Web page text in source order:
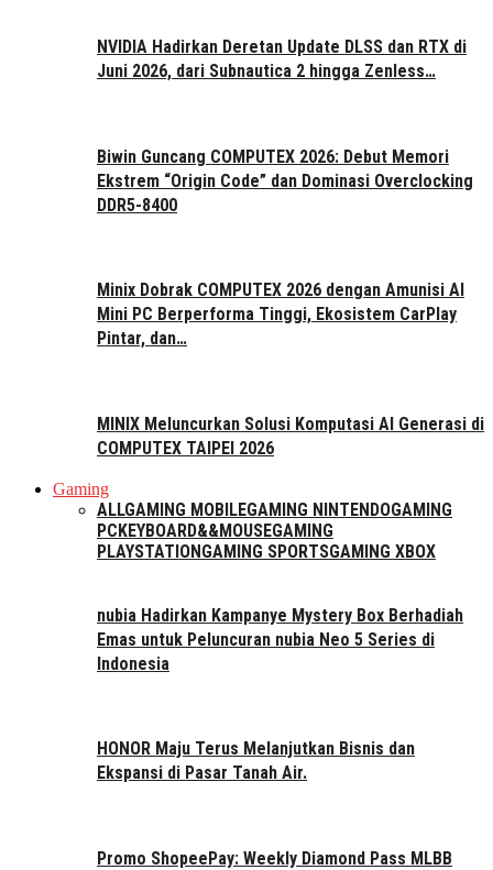
NVIDIA Hadirkan Deretan Update DLSS dan RTX di
Juni 2026, dari Subnautica 2 hingga Zenless…
Biwin Guncang COMPUTEX 2026: Debut Memori
Ekstrem “Origin Code” dan Dominasi Overclocking
DDR5-8400
Minix Dobrak COMPUTEX 2026 dengan Amunisi AI
Mini PC Berperforma Tinggi, Ekosistem CarPlay
Pintar, dan…
MINIX Meluncurkan Solusi Komputasi AI Generasi di
COMPUTEX TAIPEI 2026
Gaming
ALLGAMING MOBILEGAMING NINTENDOGAMING
PC KEYBOARD&&MOUSEGAMING
PLAYSTATION GAMING SPORTSGAMING XBOX
nubia Hadirkan Kampanye Mystery Box Berhadiah
Emas untuk Peluncuran nubia Neo 5 Series di
Indonesia
HONOR Maju Terus Melanjutkan Bisnis dan
Ekspansi di Pasar Tanah Air.
Promo ShopeePay: Weekly Diamond Pass MLBB